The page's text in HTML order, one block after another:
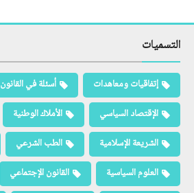
التسميات
إتفاقيات ومعاهدات
أسئلة في القانون
الإقتصاد السياسي
الأملاك الوطنية
الشريعة الإسلامية
الطب الشرعي
العلوم السياسية
القانون الإجتماعي